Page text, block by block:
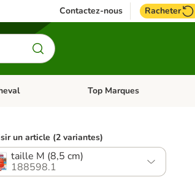
Contactez-nous Racheter
les catégories: OiseauDérouler les catégories: Cheval
Top Marques
un article (2 variantes)
taille M (8,5 cm)
188598.1